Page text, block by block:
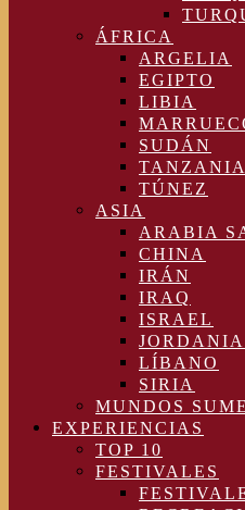
ÁFRICA
ARGELIA
EGIPTO
LIBIA
SUDÁN
TANZANIA
TÚNEZ
ASIA
ARABIA
CHINA
IRÁN
IRAQ
ISRAEL
JORDANIA
LÍBANO
SIRIA
MUNDOS
EXPERIENCIAS
TOP 10
FESTIVALES